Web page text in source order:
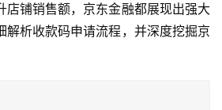
店铺销售额，京东金融都展现出强大
解析收款码申请流程，并深度挖掘京